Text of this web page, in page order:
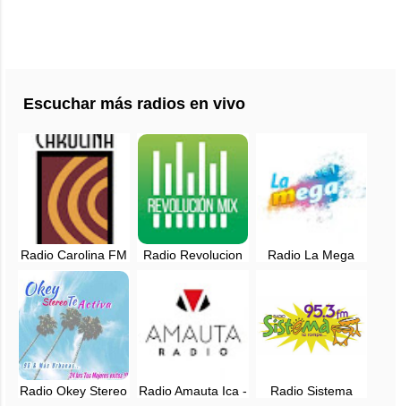
Escuchar más radios en vivo
Radio Carolina FM
- Ica, Peru
Radio Revolucion
Radio La Mega
Radio Okey Stereo
Radio Amauta Ica -
Radio Sistema